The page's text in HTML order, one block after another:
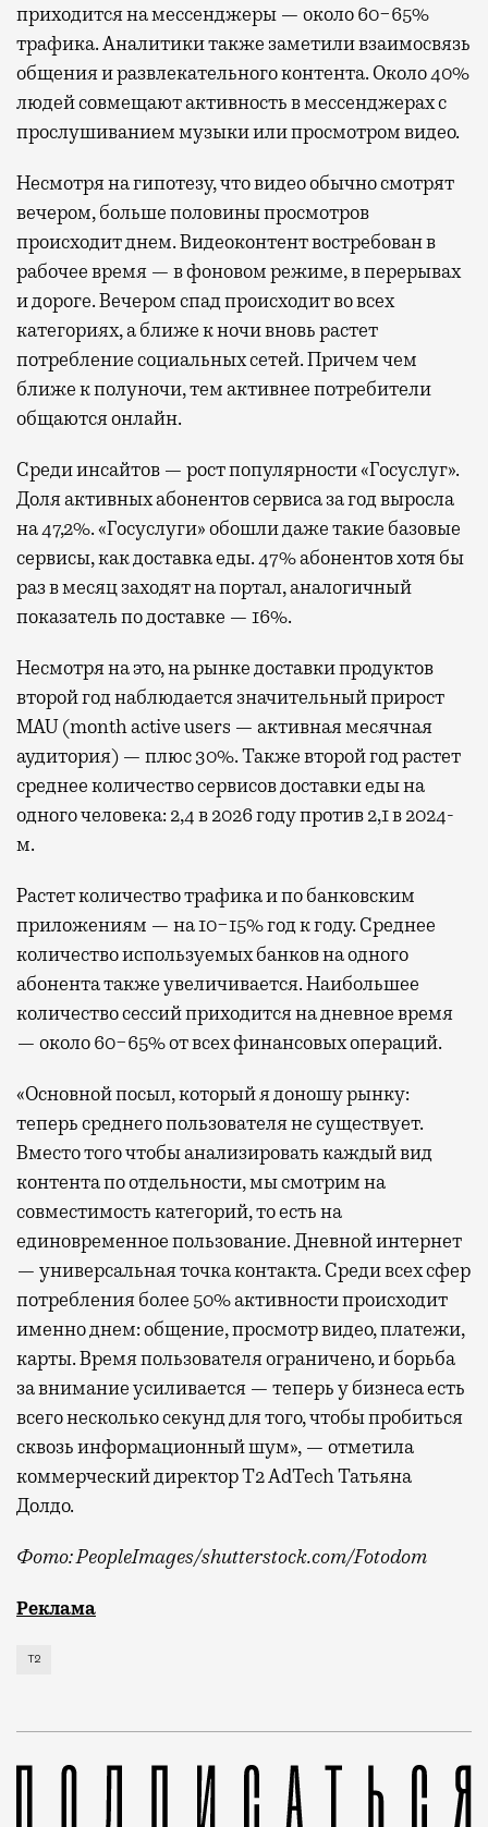
приходится на мессенджеры — около 60−65%
трафика. Аналитики также заметили взаимосвязь
общения и развлекательного контента. Около 40%
людей совмещают активность в мессенджерах с
прослушиванием музыки или просмотром видео.
Несмотря на гипотезу, что видео обычно смотрят
вечером, больше половины просмотров
происходит днем. Видеоконтент востребован в
рабочее время — в фоновом режиме, в перерывах
и дороге. Вечером спад происходит во всех
категориях, а ближе к ночи вновь растет
потребление социальных сетей. Причем чем
ближе к полуночи, тем активнее потребители
общаются онлайн.
Среди инсайтов — рост популярности «Госуслуг».
Доля активных абонентов сервиса за год выросла
на 47,2%. «Госуслуги» обошли даже такие базовые
сервисы, как доставка еды. 47% абонентов хотя бы
раз в месяц заходят на портал, аналогичный
показатель по доставке — 16%.
Несмотря на это, на рынке доставки продуктов
второй год наблюдается значительный прирост
MAU (month active users — активная месячная
аудитория) — плюс 30%. Также второй год растет
среднее количество сервисов доставки еды на
одного человека: 2,4 в 2026 году против 2,1 в 2024-
м.
Растет количество трафика и по банковским
приложениям — на 10−15% год к году. Среднее
количество используемых банков на одного
абонента также увеличивается. Наибольшее
количество сессий приходится на дневное время
— около 60−65% от всех финансовых операций.
«Основной посыл, который я доношу рынку:
теперь среднего пользователя не существует.
Вместо того чтобы анализировать каждый вид
контента по отдельности, мы смотрим на
совместимость категорий, то есть на
единовременное пользование. Дневной интернет
— универсальная точка контакта. Среди всех сфер
потребления более 50% активности происходит
именно днем: общение, просмотр видео, платежи,
карты. Время пользователя ограничено, и борьба
за внимание усиливается — теперь у бизнеса есть
всего несколько секунд для того, чтобы пробиться
сквозь информационный шум», — отметила
коммерческий директор Т2 AdTech Татьяна
Долдо.
Фото: PeopleImages/shutterstock.com/Fotodom
Мобильный оператор Т2 изучил модели интернет-
Реклама
Т2